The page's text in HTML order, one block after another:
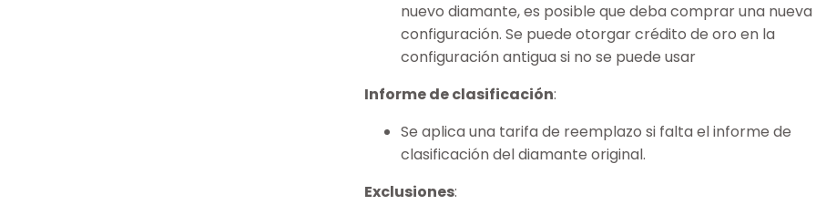
nuevo diamante, es posible que deba comprar una nueva
configuración. Se puede otorgar crédito de oro en la
configuración antigua si no se puede usar
Informe de clasificación:
Se aplica una tarifa de reemplazo si falta el informe de
clasificación del diamante original.
Exclusiones: